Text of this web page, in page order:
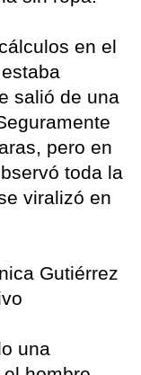
en el
salió de una
pero en
toda la
viralizó en
Gutiérrez
una